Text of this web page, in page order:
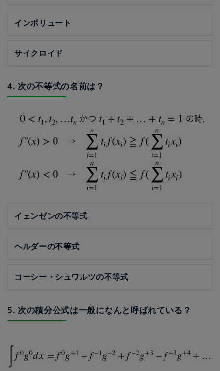
インボリュート
サイクロイド
4. 次の不等式の名前は？
イェンゼンの不等式
ヘルダーの不等式
コーシー・シュワルツの不等式
5. 次の積分公式は一般になんと呼ばれている？